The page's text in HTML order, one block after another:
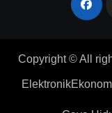
Copyright © All
Elektronik